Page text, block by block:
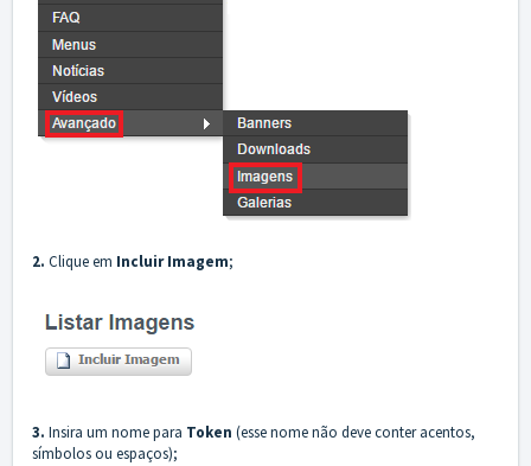
2. Clique em Incluir Imagem;
3. Insira um nome para Token (esse nome não deve conter acentos,
símbolos ou espaços);